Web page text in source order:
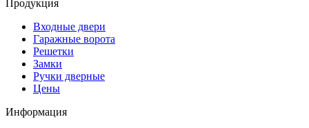
Продукция
Входные двери
Гаражные ворота
Решетки
Замки
Ручки дверные
Цены
Информация